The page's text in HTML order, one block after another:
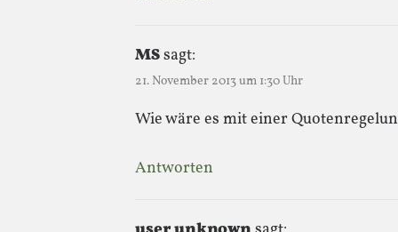
MSsagt:
21. November 2013 um 1:30 Uhr
Wie wäre es mit einer
Antworten